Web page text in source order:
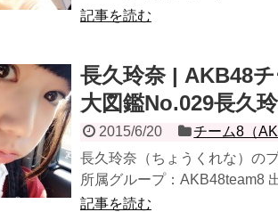
記事を読む
長久玲奈 | AKB48
大図鑑No.029長久玲
2015/6/20
チーム8（
長久玲奈（ちょうくれな）の
所属グループ：AKB48team8
記事を読む